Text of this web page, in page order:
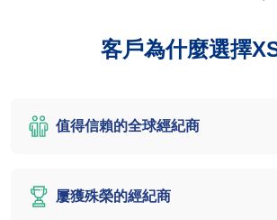
客戶為什麼選擇
值得信賴的全球經紀商
屢獲殊榮的經紀商